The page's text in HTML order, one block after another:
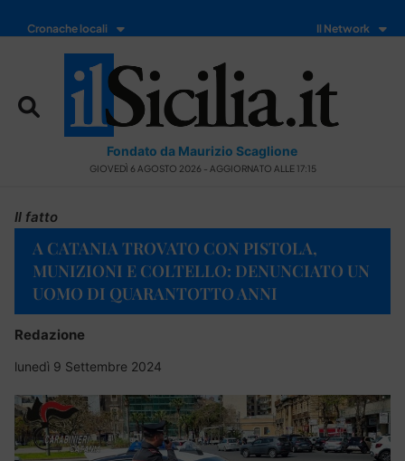
Cronache locali Il Network
Fondato da Maurizio Scaglione
GIOVEDÌ 6 AGOSTO 2026 - AGGIORNATO ALLE 17:15
Il fatto
A CATANIA TROVATO CON PISTOLA,
MUNIZIONI E COLTELLO: DENUNCIATO UN
UOMO DI QUARANTOTTO ANNI
Redazione
lunedì 9 Settembre 2024